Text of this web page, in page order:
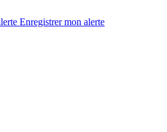
Enregistrermon alerte